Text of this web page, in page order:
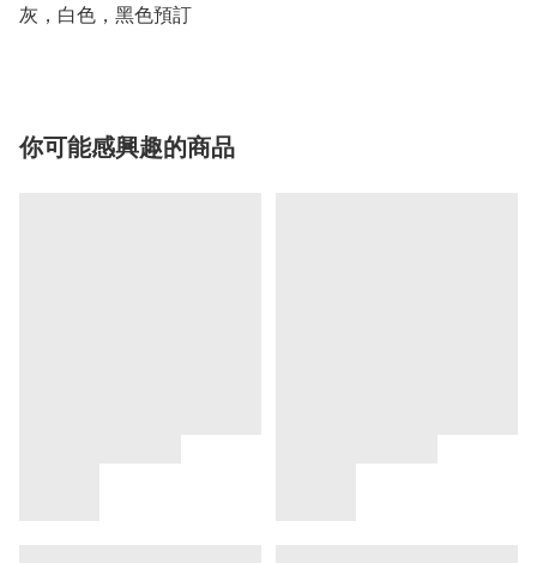
灰，白色，黑色預訂
你可能感興趣的商品